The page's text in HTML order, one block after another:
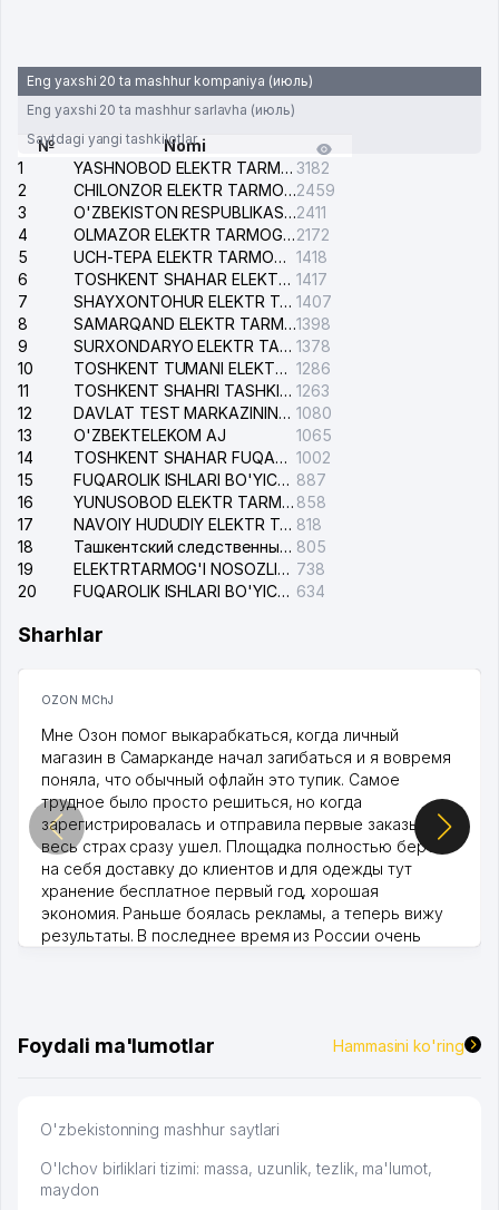
Eng yaxshi 20 ta mashhur kompaniya (июль)
Eng yaxshi 20 ta mashhur sarlavha (июль)
Saytdagi yangi tashkilotlar
№
Nomi
1
YASHNOBOD ELEKTR TARMOG'I NOSOZLIKLARI XIZMATI 3182
2
CHILONZOR ELEKTR TARMOG'I NOSOZLIK XIZMATI2459
3
O'ZBEKISTON RESPUBLIKASI BOSH PROKURATURASI ISHONCH TELEFONI2411
4
OLMAZOR ELEKTR TARMOG'I NOSOZLIKLARI XIZMATI2172
5
UCH-TEPA ELEKTR TARMOG'I NOSOZLIKLARI XIZMATI 1418
6
TOSHKENT SHAHAR ELEKTR TARMOQLARI KORXONASI AJ 1417
7
SHAYXONTOHUR ELEKTR TARMOG'I NOSOZLIKLARINI TUZATISH XIZMATI 1407
8
SAMARQAND ELEKTR TARMOQLARI AJ1398
9
SURXONDARYO ELEKTR TARMOQLARI AJ 1378
10
TOSHKENT TUMANI ELEKTR TARMOG'I AVARIYA XIZMATI 1286
11
TOSHKENT SHAHRI TASHKILOT TELEFONLARI HAQIDA MA'LUMOT BYUROSI 1263
12
DAVLAT TEST MARKAZINING ISHONCH TELEFONLARI 1080
13
O'ZBEKTELEKOM AJ
1065
14
TOSHKENT SHAHAR FUQAROLIK ISHLARI BO'YICHA SUDI 1002
15
FUQAROLIK ISHLARI BO'YICHA YAKKASAROY TUMANLARARO SUDI 887
16
YUNUSOBOD ELEKTR TARMOG'I NOSOZLIKLARI XIZMATI 858
17
NAVOIY HUDUDIY ELEKTR TARMOQLARI KORXONASI AJ 818
18
Ташкентский следственный изолятор 805
19
ELEKTRTARMOG'I NOSOZLIKLARINI TO'ZATISH SERGELI XIZMATI 738
20
FUQAROLIK ISHLARI BO'YICHA UCH-TEPA TUMANI SUDI 634
Sharhlar
OZON MChJ
Мне Озон помог выкарабкаться, когда личный
магазин в Самарканде начал загибаться и я вовремя
поняла, что обычный офлайн это тупик. Самое
трудное было просто решиться, но когда
зарегистрировалась и отправила первые заказы,
весь страх сразу ушел. Площадка полностью берет
на себя доставку до клиентов и для одежды тут
хранение бесплатное первый год, хорошая
экономия. Раньше боялась рекламы, а теперь вижу
результаты. В последнее время из России очень
Foydali ma'lumotlar Hammasini ko'ring
O'zbekistonning mashhur saytlari
O'lchov birliklari tizimi: massa, uzunlik, tezlik, ma'lumot,
maydon